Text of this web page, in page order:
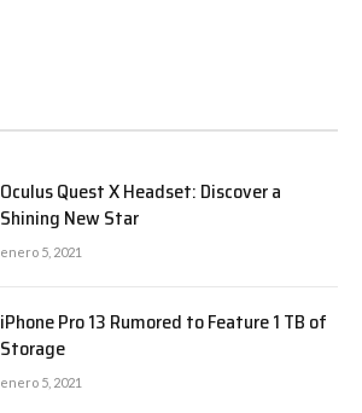
Oculus Quest X Headset: Discover a
Shining New Star
enero 5, 2021
iPhone Pro 13 Rumored to Feature 1 TB of
Storage
enero 5, 2021